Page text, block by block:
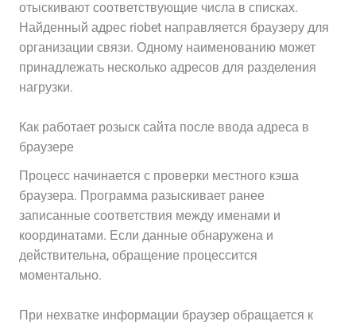
отыскивают соответствующие числа в списках.
Найденный адрес riobet направляется браузеру для
организации связи. Одному наименованию может
принадлежать несколько адресов для разделения
нагрузки.
Как работает розыск сайта после ввода адреса в
браузере
Процесс начинается с проверки местного кэша
браузера. Программа разыскивает ранее
записанные соответствия между именами и
координатами. Если данные обнаружена и
действительна, обращение процессится
моментально.
При нехватке информации браузер обращается к